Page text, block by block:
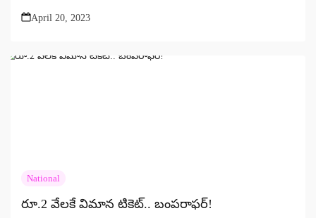
April 20, 2023
National
రూ.2 వేలకే విమాన టికెట్.. బంపరాఫర్!